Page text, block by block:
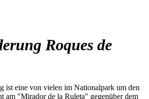
Roques de
ist eine von vielen im Nationalpark um den
am "Mirador de la Ruleta" gegenüber dem